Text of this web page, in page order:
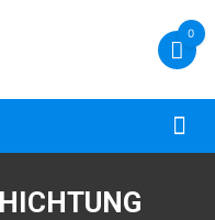
0